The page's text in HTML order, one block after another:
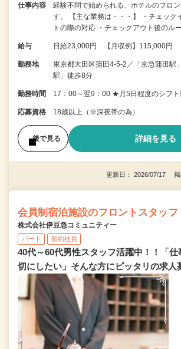
仕事内容
経験不問で始められる、ホテルのフロ
す。 【主な業務は・・・】 ・チェック
トの際の対応 ・チェックアウト後のル
給与 日給23,000円 【月収例】115,000円
勤務地
東京都大田区蒲田4-5-2／「京急蒲田駅
駅」徒歩8分
勤務時間 17：00～翌9：00 ★月5日程度のシフト
応募資格 18歳以上（※深夜帯の為）
後で見る 詳細を見る
更新日： 2026/07/17 掲
会員制宿泊施設のフロントスタッフ
株式会社伊豆急コミュニティー
パート 契約社員
40代～60代男性スタッフ活躍中！！「
切にしたい」そんな方にピッタリの求人